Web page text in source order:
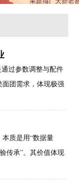
过参数调整与配件
团需求，体现极强
质是用“数据量
传承”。其价值体现